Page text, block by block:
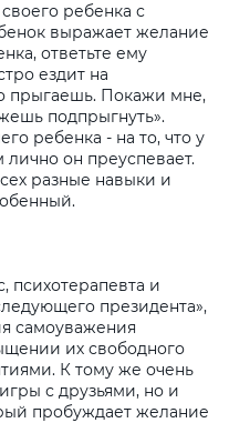
ребенка с
выражает желание
ответьте ему
ездит на
прыгаешь. Покажи мне,
подпрыгнуть».
ребенка - на то, что у
лично он преуспевает.
разные навыки и
психотерапевта и
президента»,
самоуважения
их свободного
К тому же очень
с друзьями, но и
пробуждает желание